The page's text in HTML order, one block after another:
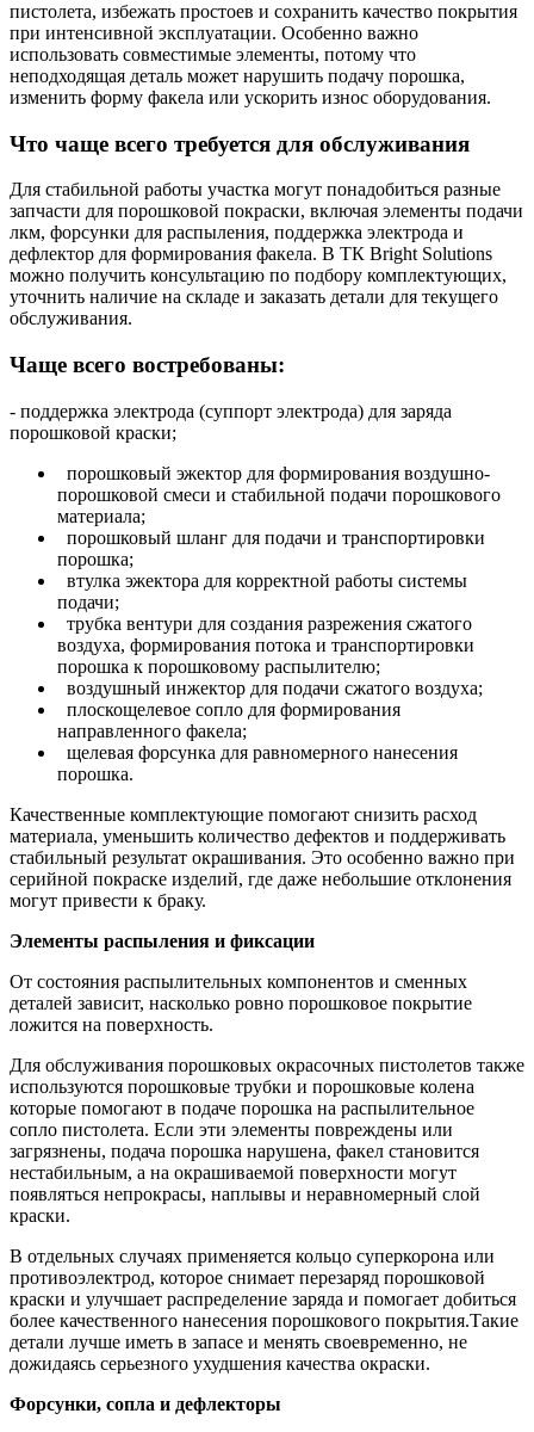
пистолета, избежать простоев и сохранить качество покрытия
при интенсивной эксплуатации. Особенно важно
использовать совместимые элементы, потому что
неподходящая деталь может нарушить подачу порошка,
изменить форму факела или ускорить износ оборудования.
Что чаще всего требуется для обслуживания
Для стабильной работы участка могут понадобиться разные
запчасти для порошковой покраски, включая элементы подачи
лкм, форсунки для распыления, поддержка электрода и
дефлектор для формирования факела. В ТК Bright Solutions
можно получить консультацию по подбору комплектующих,
уточнить наличие на складе и заказать детали для текущего
обслуживания.
Чаще всего востребованы:
- поддержка электрода (суппорт электрода) для заряда
порошковой краски;
порошковый эжектор для формирования воздушно-
порошковой смеси и стабильной подачи порошкового
материала;
порошковый шланг для подачи и транспортировки
порошка;
втулка эжектора для корректной работы системы
подачи;
трубка вентури для создания разрежения сжатого
воздуха, формирования потока и транспортировки
порошка к порошковому распылителю;
воздушный инжектор для подачи сжатого воздуха;
плоскощелевое сопло для формирования
направленного факела;
щелевая форсунка для равномерного нанесения
порошка.
Качественные комплектующие помогают снизить расход
материала, уменьшить количество дефектов и поддерживать
стабильный результат окрашивания. Это особенно важно при
серийной покраске изделий, где даже небольшие отклонения
могут привести к браку.
Элементы распыления и фиксации
От состояния распылительных компонентов и сменных
деталей зависит, насколько ровно порошковое покрытие
ложится на поверхность.
Для обслуживания порошковых окрасочных пистолетов также
используются порошковые трубки и порошковые колена
которые помогают в подаче порошка на распылительное
сопло пистолета. Если эти элементы повреждены или
загрязнены, подача порошка нарушена, факел становится
нестабильным, а на окрашиваемой поверхности могут
появляться непрокрасы, наплывы и неравномерный слой
краски.
В отдельных случаях применяется кольцо суперкорона или
противоэлектрод, которое снимает перезаряд порошковой
краски и улучшает распределение заряда и помогает добиться
более качественного нанесения порошкового покрытия.Такие
детали лучше иметь в запасе и менять своевременно, не
дожидаясь серьезного ухудшения качества окраски.
Форсунки, сопла и дефлекторы